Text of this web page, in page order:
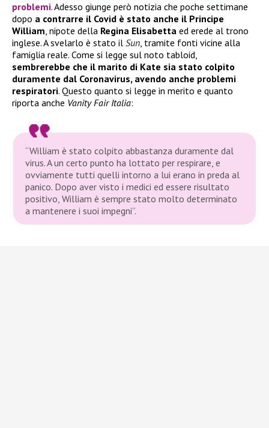
problemi. Adesso giunge però notizia che poche settimane
dopo a contrarre il Covid è stato anche il Principe
William, nipote della Regina Elisabetta ed erede al trono
inglese. A svelarlo è stato il Sun, tramite fonti vicine alla
famiglia reale. Come si legge sul noto tabloid,
sembrerebbe che il marito di Kate sia stato colpito
duramente dal Coronavirus, avendo anche problemi
respiratori. Questo quanto si legge in merito e quanto
riporta anche Vanity Fair Italia:
“William è stato colpito abbastanza duramente dal
virus. A un certo punto ha lottato per respirare, e
ovviamente tutti quelli intorno a lui erano in preda al
panico. Dopo aver visto i medici ed essere risultato
positivo, William è sempre stato molto determinato
a mantenere i suoi impegni”.